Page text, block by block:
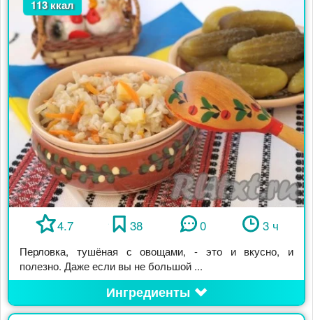
113 ккал
4.7 38 0 3 ч
Перловка, тушёная с овощами, - это и вкусно, и
полезно. Даже если вы не большой ...
Ингредиенты